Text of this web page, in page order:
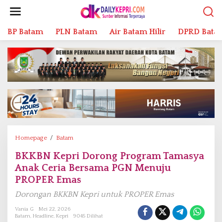
BP Batam PLN Batam Air Batam Hilir DPRD
Homepage / Batam
K
B
N
e
r
BKKBN Kepri Dorong Program Tamasya
Anak Ceria Bersama PGN Menuju
PROPER Emas
Dorongan BKKBN Kepri untuk PROPER Emas
Vania G
Mei 22, 2026
Batam, Headline, Kepri 9045 Dilihat